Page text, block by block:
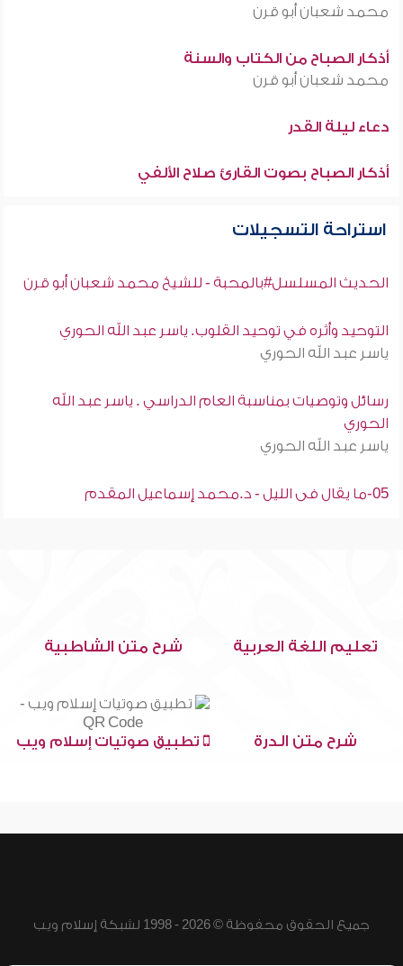
محمد شعبان أبو قرن
أذكار الصباح من الكتاب والسنة
محمد شعبان أبو قرن
دعاء ليلة القدر
أذكار الصباح بصوت القارئ صلاح الألفي
استراحة التسجيلات
الحديث المسلسل#بالمحبة - للشيخ محمد شعبان أبو قرن
التوحيد وأثره في توحيد القلوب. ياسر عبد الله الحوري
ياسر عبد الله الحوري
رسائل وتوصيات بمناسبة العام الدراسي . ياسر عبد الله
الحوري
ياسر عبد الله الحوري
05-ما يقال فى الليل - د.محمد إسماعيل المقدم
تعليم اللغة العربية شرح متن الشاطبية
شرح متن الدرة تطبيق صوتيات إسلام ويب
جميع الحقوق محفوظة © 2026 - 1998 لشبكة إسلام ويب